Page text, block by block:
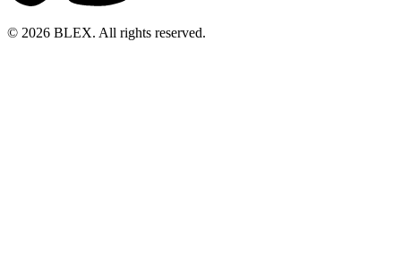
© 2026 BLEX. All rights reserved.